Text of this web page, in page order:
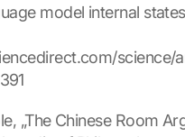
model internal
science/
„The Chinese Room